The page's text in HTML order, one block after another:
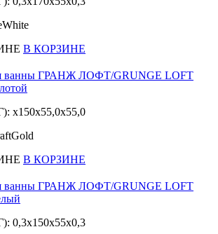
В КОРЗИНЕ
ванны ГРАНЖ ЛОФТ/GRUNGE LOFT
x150x55,0x55,0
В КОРЗИНЕ
ванны ГРАНЖ ЛОФТ/GRUNGE LOFT
0,3x150x55x0,3